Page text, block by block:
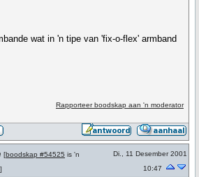
wat in 'n tipe van 'fix-o-flex' armband
Rapporteer boodskap aan 'n moderator
[boodskap #54525 is 'n
]
Di., 11 Desember 2001
10:47